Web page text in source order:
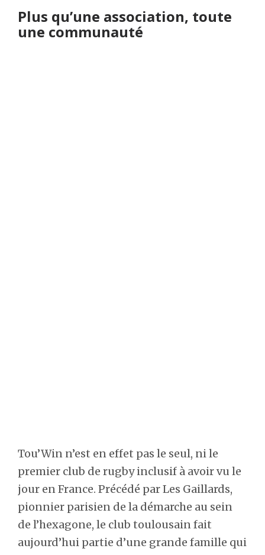
Plus qu’une association, toute
une communauté
Tou’Win n’est en effet pas le seul, ni le
premier club de rugby inclusif à avoir vu le
jour en France. Précédé par Les Gaillards,
pionnier parisien de la démarche au sein
de l’hexagone, le club toulousain fait
aujourd’hui partie d’une grande famille qui